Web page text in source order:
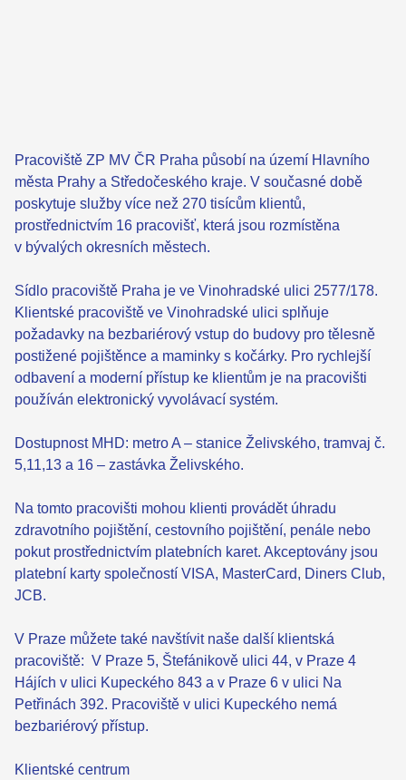
Pracoviště ZP MV ČR Praha působí na území Hlavního
města Prahy a Středočeského kraje. V současné době
poskytuje služby více než 270 tisícům klientů,
prostřednictvím 16 pracovišť, která jsou rozmístěna
v bývalých okresních městech.
Sídlo pracoviště Praha je ve Vinohradské ulici 2577/178.
Klientské pracoviště ve Vinohradské ulici splňuje
požadavky na bezbariérový vstup do budovy pro tělesně
postižené pojištěnce a maminky s kočárky. Pro rychlejší
odbavení a moderní přístup ke klientům je na pracovišti
používán elektronický vyvolávací systém.
Dostupnost MHD: metro A – stanice Želivského, tramvaj č.
5,11,13 a 16 – zastávka Želivského.
Na tomto pracovišti mohou klienti provádět úhradu
zdravotního pojištění, cestovního pojištění, penále nebo
pokut prostřednictvím platebních karet. Akceptovány jsou
platební karty společností VISA, MasterCard, Diners Club,
JCB.
V Praze můžete také navštívit naše další klientská
pracoviště: V Praze 5, Štefánikově ulici 44, v Praze 4
Hájích v ulici Kupeckého 843 a v Praze 6 v ulici Na
Petřinách 392. Pracoviště v ulici Kupeckého nemá
bezbariérový přístup.
Klientské centrum